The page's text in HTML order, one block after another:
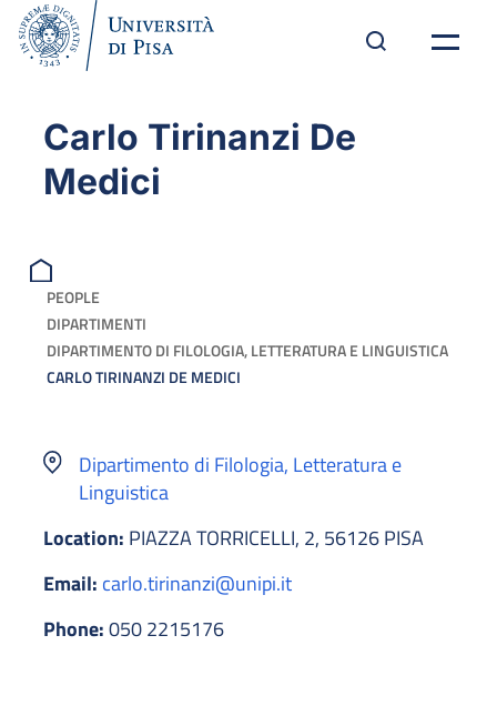
Carlo Tirinanzi De
Medici
PEOPLE
DIPARTIMENTI
DIPARTIMENTO DI FILOLOGIA, LETTERATURA E LINGUISTICA
CARLO TIRINANZI DE MEDICI
Dipartimento di Filologia, Letteratura e
Linguistica
Location: PIAZZA TORRICELLI, 2, 56126 PISA
Email: carlo.tirinanzi@unipi.it
Phone:050 2215176